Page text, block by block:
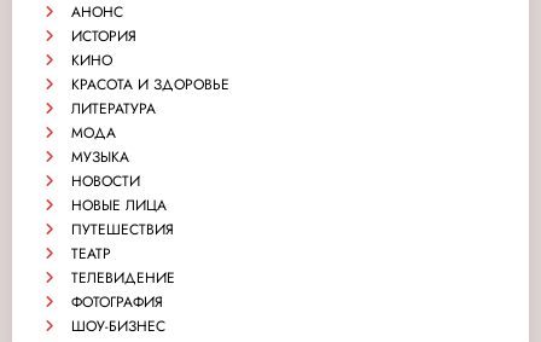
АНОНС
ИСТОРИЯ
КИНО
КРАСОТА И ЗДОРОВЬЕ
ЛИТЕРАТУРА
МОДА
МУЗЫКА
НОВОСТИ
НОВЫЕ ЛИЦА
ПУТЕШЕСТВИЯ
ТЕАТР
ТЕЛЕВИДЕНИЕ
ФОТОГРАФИЯ
ШОУ-БИЗНЕС